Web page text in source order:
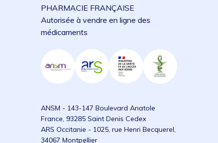
PHARMACIE FRANÇAISE
Autorisée à vendre en ligne des
médicaments
ANSM - 143-147 Boulevard Anatole
France, 93285 Saint Denis Cedex
ARS Occitanie - 1025, rue Henri Becquerel,
34067 Montpellier